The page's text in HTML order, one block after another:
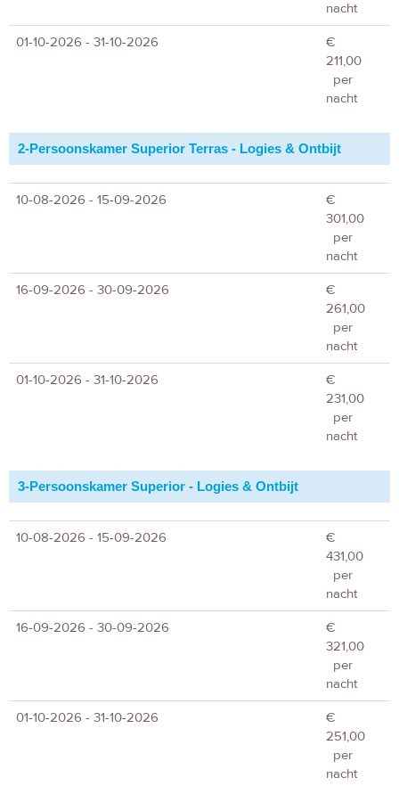
nacht
01-10-2026 - 31-10-2026
€
211,00
per
nacht
2-Persoonskamer Superior Terras - Logies & Ontbijt
10-08-2026 - 15-09-2026
€
301,00
per
nacht
16-09-2026 - 30-09-2026
€
261,00
per
nacht
01-10-2026 - 31-10-2026
€
231,00
per
nacht
3-Persoonskamer Superior - Logies & Ontbijt
10-08-2026 - 15-09-2026
€
431,00
per
nacht
16-09-2026 - 30-09-2026
€
321,00
per
nacht
01-10-2026 - 31-10-2026
€
251,00
per
nacht